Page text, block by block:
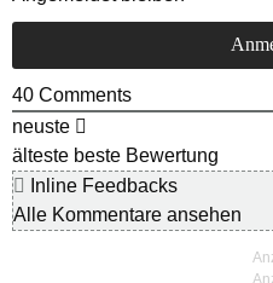
40 Comments
neuste
älteste beste Bewertung
Inline Feedbacks
Alle Kommentare ansehen